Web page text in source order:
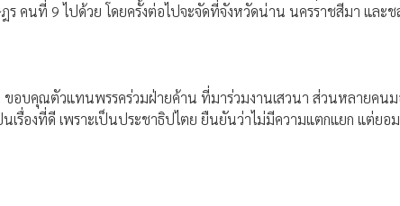
คนที่ 9 ไปด้วย โดยครั้งต่อไปจะจัดที่จังหวัดน่าน นครราชสีมา และช
บคุณตัวแทนพรรคร่วมฝ่ายค้าน ที่มาร่วมงานเสวนา ส่วนหลายคนม
เรื่องที่ดี เพราะเป็นประชาธิปไตย ยืนยันว่าไม่มีความแตกแยก แต่ยอ